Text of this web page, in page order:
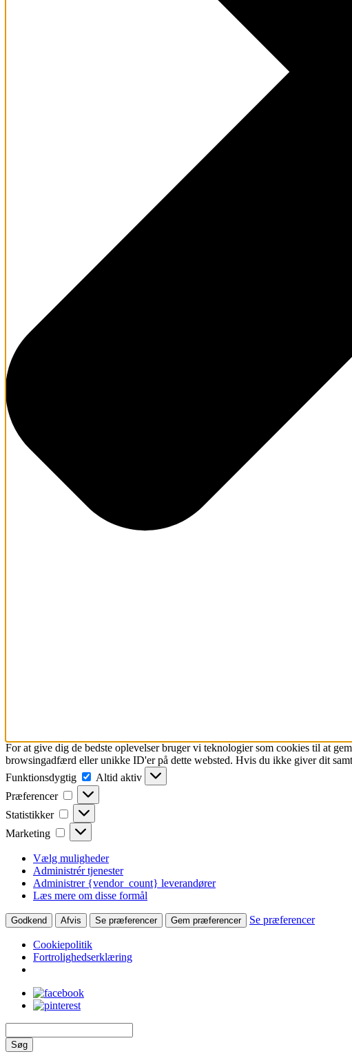
For at give dig de bedste oplevelser bruger vi teknologier som cookies til at
browsingadfærd eller unikke ID'er på dette websted. Hvis du ikke giver dit
Funktionsdygtig
Funktionsdygtig
Altid aktiv
Præferencer
Præferencer
Statistikker Statistikker
Marketing Marketing
Vælg muligheder
Administrér tjenester
Administrer {vendor_count} leverandører
Læs mere om disse formål
Godkend Afvis Se præferencer Gem præferencer Se præferencer
Cookiepolitik
Fortrolighedserklæring
Søg